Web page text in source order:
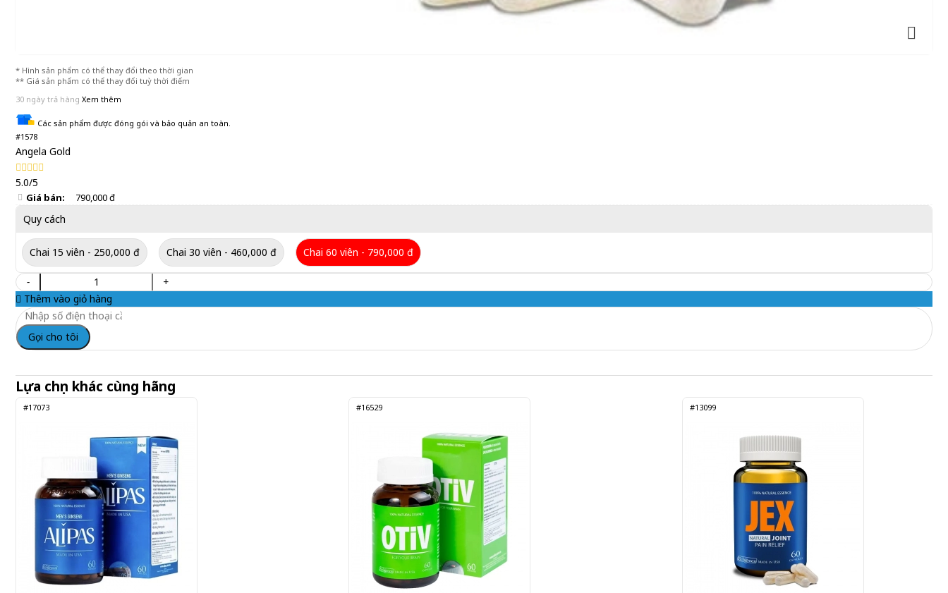
* Hình sản phẩm có thể thay đổi theo thời gian
** Giá sản phẩm có thể thay đổi tuỳ thời điểm
30 ngày trả hàng Xem thêm
Các sản phẩm được đóng gói và bảo quản an toàn.
#1578
Angela Gold
5.0/5
Giá bán: 790,000 đ
Quy cách
Chai 15 viên - 250,000 đ Chai 30 viên - 460,000 đ Chai 60 viên - 790,000 đ
-
+
Thêm vào giỏ hàng
Gọi cho tôi
Lựa chọn khác cùng hãng
#17073 #16529 #13099